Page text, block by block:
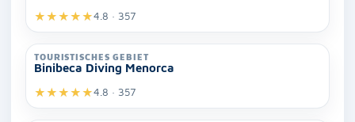
★★★★★4.8 · 357
TOURISTISCHES GEBIET
Binibeca Diving Menorca
★★★★★4.8 · 357